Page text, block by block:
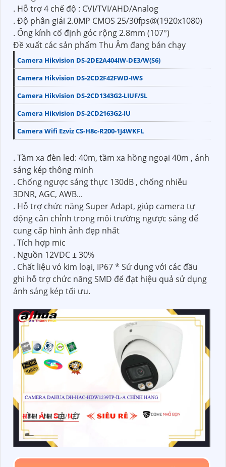
. Hỗ trợ 4 chế độ : CVI/TVI/AHD/Analog
. Độ phân giải 2.0MP CMOS 25/30fps@(1920x1080)
. Ống kính cố định góc rộng 2.8mm (107°)
Đề xuất các sản phẩm Thu Âm đang bán chạy
Camera Hikvision DS-2DE2A404IW-DE3/W(S6)
Camera Hikvision DS-2CD2F42FWD-IWS
Camera Hikvision DS-2CD1343G2-LIUF/SL
Camera Hikvision DS-2CD2163G2-IU
Camera Wifi Ezviz CS-H8c-R200-1J4WKFL
. Tầm xa đèn led: 40m, tầm xa hồng ngoại 40m , ánh
sáng kép thông minh
. Chống ngược sáng thực 130dB , chống nhiễu
3DNR, AGC, AWB...
. Hỗ trợ chức năng Super Adapt, giúp camera tự
động cân chỉnh trong môi trường ngược sáng để
cung cấp hình ảnh đẹp nhất
. Tích hợp mic
. Nguồn 12VDC ± 30%
. Chất liệu vỏ kim loại, IP67 * Sử dụng với các đầu
ghi hỗ trợ chức năng SMD để đạt hiệu quả sử dụng
ánh sáng kép tối ưu.